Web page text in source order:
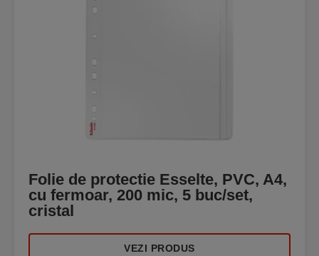
Folie de protectie Esselte, PVC, A4,
cu fermoar, 200 mic, 5 buc/set,
cristal
VEZI PRODUS